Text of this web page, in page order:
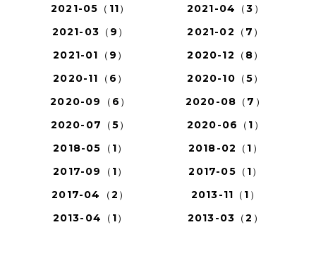
2021-05（11）
2021-04（3）
2021-03（9）
2021-02（7）
2021-01（9）
2020-12（8）
2020-11（6）
2020-10（5）
2020-09（6）
2020-08（7）
2020-07（5）
2020-06（1）
2018-05（1）
2018-02（1）
2017-09（1）
2017-05（1）
2017-04（2）
2013-11（1）
2013-04（1）
2013-03（2）